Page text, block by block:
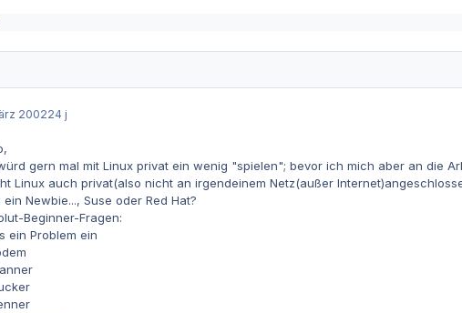
200224 j
gern mal mit Linux privat ein wenig "spielen"; bevor ich mich aber an die
Linux auch privat(also nicht an irgendeinem Netz(außer
ein Newbie..., Suse oder Red Hat?
Beginner-Fragen:
ein Problem ein